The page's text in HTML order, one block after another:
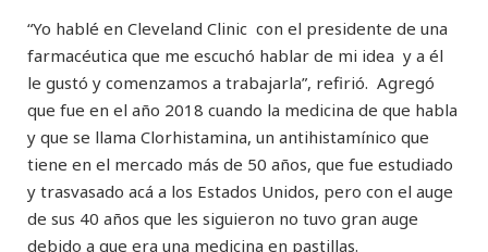
“Yo hablé en Cleveland Clinic con el presidente de una
farmacéutica que me escuchó hablar de mi idea y a él
le gustó y comenzamos a trabajarla”, refirió. Agregó
que fue en el año 2018 cuando la medicina de que habla
y que se llama Clorhistamina, un antihistamínico que
tiene en el mercado más de 50 años, que fue estudiado
y trasvasado acá a los Estados Unidos, pero con el auge
de sus 40 años que les siguieron no tuvo gran auge
debido a que era una medicina en pastillas.